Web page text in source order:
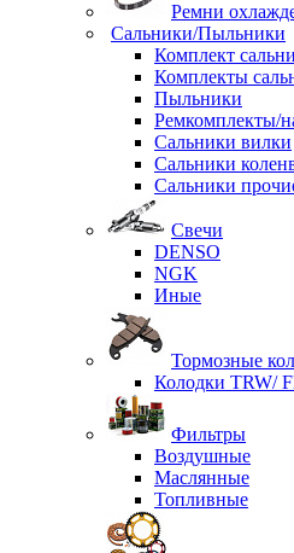
Ремни
Сальники/Пыльники
Комплект
Комплекты
Пыльники
Ремкомплекты/
Сальники вилки
Сальники
Сальники
Свечи
DENSO
NGK
Иные
Тормозные
Колодки TRW/
Фильтры
Воздушные
Маслянные
Топливные